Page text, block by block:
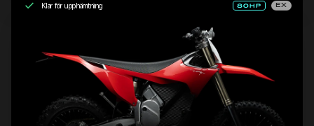
Klar för upphämtning EX